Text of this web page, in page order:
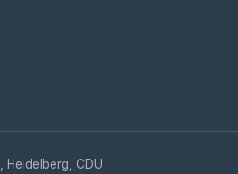
Heidelberg CDU